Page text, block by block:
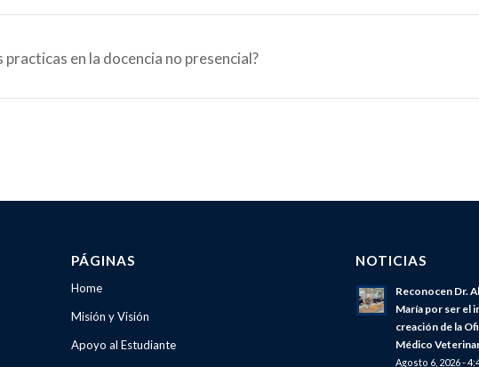
practicas en la docencia no presencial?
PÁGINAS
Home
Misión y Visión
Apoyo al Estudiante
NOTICIAS
Reconocen Dr.
María por ser el
creación de la
Médico
Agosto 6, 2026 -